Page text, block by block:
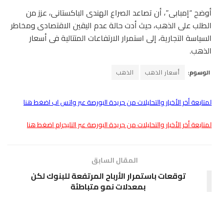
أوضح “إمبابى”، أن تصاعد الصراع الهندى الباكستانى، عزز من
الطلب على الذهب، حيث أدت حالة عدم اليقين الاقتصادى ومخاطر
السياسة التجارية، إلى استمرار الارتفاعات المتتالية فى أسعار
الذهب.
الوسوم: أسعار الذهب الذهب
لمتابعة أخر الأخبار والتحليلات من جريدة البورصة عبر واتس اب اضغط هنا
لمتابعة أخر الأخبار والتحليلات من جريدة البورصة عبر التليجرام اضغط هنا
المقال السابق
توقعات باستمرار الأرباح المرتفعة للبنوك لكن
بمعدلات نمو متباطئة